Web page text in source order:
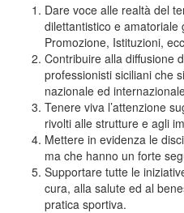
Dare voce alle realtà del
dilettantistico e amatoriale
Promozione, Istituzioni,
Contribuire alla diffusione
professionisti siciliani che
nazionale ed
Tenere viva l’attenzione
rivolti alle strutture e agli
Mettere in evidenza le
ma che hanno un forte
Supportare tutte le
cura, alla salute ed al
pratica sportiva.